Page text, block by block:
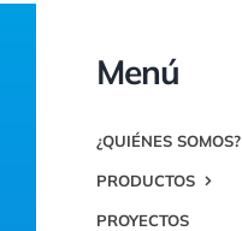
Menú
¿QUIÉNES SOMOS?
PRODUCTOS
PROYECTOS